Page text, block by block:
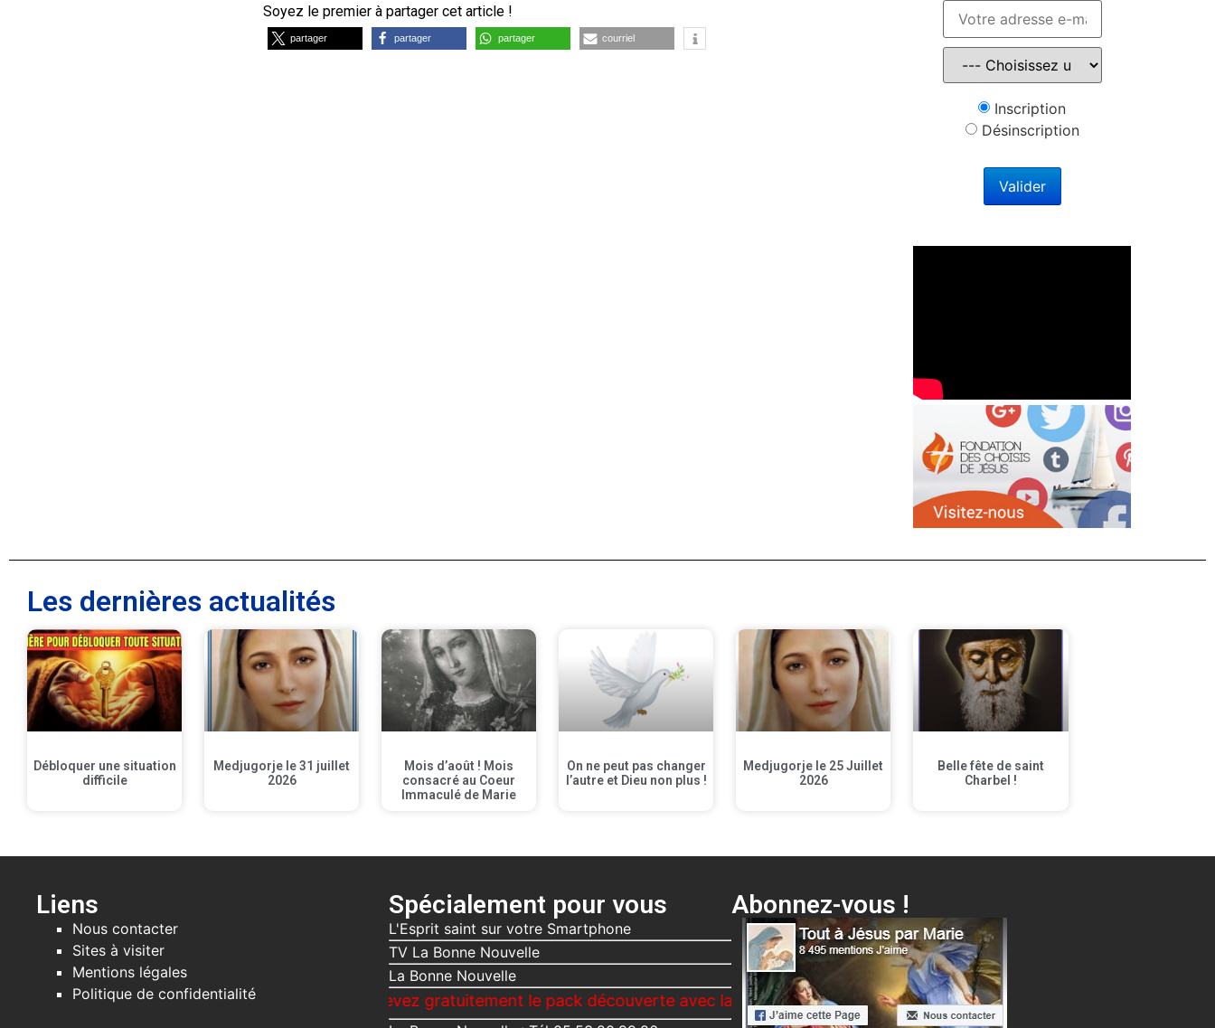
Soyez le premier à partager cet article !
partager partager partager courriel
Inscription
Désinscription
Les dernières actualités
Débloquer une situation
difficile
Medjugorje le 31 juillet
2026
Mois d’août ! Mois
consacré au Coeur
Immaculé de Marie
On ne peut pas changer
l’autre et Dieu non plus !
Medjugorje le 25 Juillet
2026
Belle fête de saint
Charbel !
Liens
Nous contacter
Sites à visiter
Mentions légales
Politique de confidentialité
Spécialement pour vous
L'Esprit saint sur votre Smartphone
TV La Bonne Nouvelle
La Bonne Nouvelle
Recevez gratuitement le pack découverte avec la Bonne Nouvelle, Le Voici ta Mère + différentes surprises…
Abonnez-vous !